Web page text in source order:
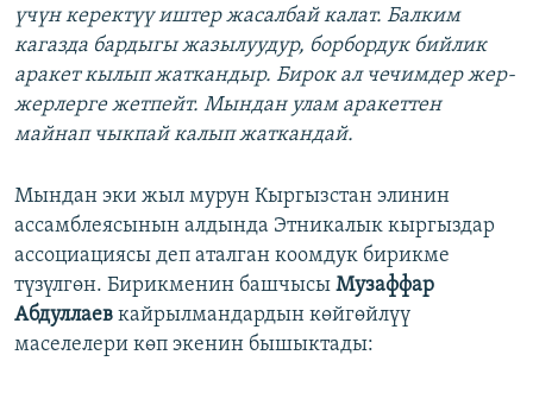
үчүн керектүү иштер жасалбай калат. Балким
кагазда бардыгы жазылуудур, борбордук бийлик
аракет кылып жаткандыр. Бирок ал чечимдер жер-
жерлерге жетпейт. Мындан улам аракеттен
майнап чыкпай калып жаткандай.
Мындан эки жыл мурун Кыргызстан элинин
ассамблеясынын алдында Этникалык кыргыздар
ассоциациясы деп аталган коомдук бирикме
түзүлгөн. Бирикменин башчысы Музаффар
Абдуллаев кайрылмандардын көйгөйлүү
маселелери көп экенин бышыктады: